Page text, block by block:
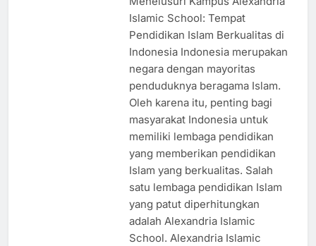
Islamic School: Tempat
Pendidikan Islam Berkualitas di
Indonesia Indonesia merupakan
negara dengan mayoritas
penduduknya beragama Islam.
Oleh karena itu, penting bagi
masyarakat Indonesia untuk
memiliki lembaga pendidikan
yang memberikan pendidikan
Islam yang berkualitas. Salah
satu lembaga pendidikan Islam
yang patut diperhitungkan
adalah Alexandria Islamic
School. Alexandria Islamic